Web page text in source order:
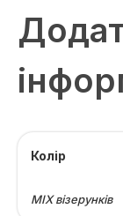
Колір
МІХ візерунків